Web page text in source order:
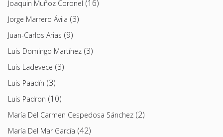
Joaquin Muñoz Coronel (16)
Jorge Marrero Ávila (3)
Juan-Carlos Arias (9)
Luis Domingo Martínez (3)
Luis Ladevece (3)
Luis Paadín (3)
Luis Padron (10)
María Del Carmen Cespedosa Sánchez (2)
María Del Mar García (42)